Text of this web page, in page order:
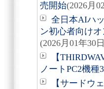
売開始(2026月
全日本AIハ
ン初心者向け
(2026月01年30
【
ノートPC2機
【サードウ